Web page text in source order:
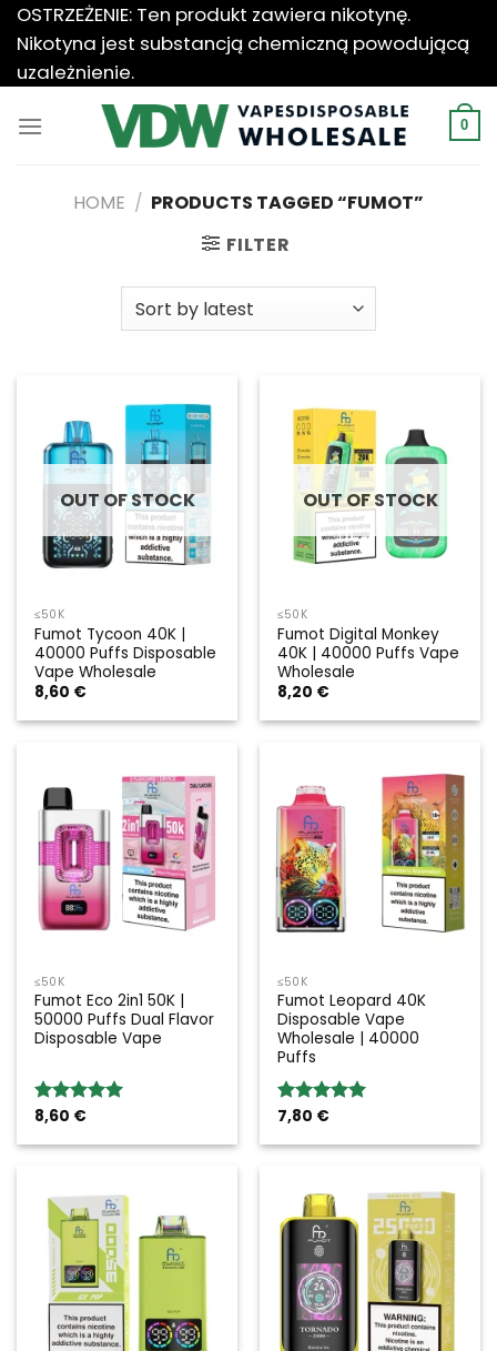
Przewiń
do
zawartości
OSTRZEŻENIE: Ten produkt zawiera nikotynę.
Nikotyna jest substancją chemiczną powodującą
uzależnienie.
0
HOME / PRODUCTS TAGGED “FUMOT”
FILTER
OUT OF STOCK
≤50K
Fumot Tycoon 40K |
40000 Puffs Disposable
Vape Wholesale
8,60 €
OUT OF STOCK
≤50K
Fumot Digital Monkey
40K | 40000 Puffs Vape
Wholesale
8,20 €
≤50K
Fumot Eco 2in1 50K |
50000 Puffs Dual Flavor
Disposable Vape
Rated5.00
8,60 €
≤50K
Fumot Leopard 40K
Disposable Vape
Wholesale | 40000
Puffs
Rated5.00
7,80 €